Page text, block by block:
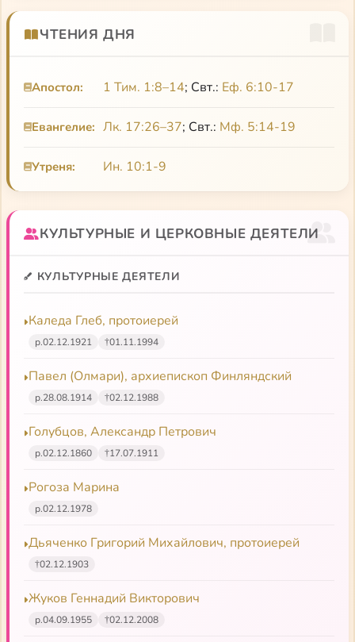
любовью: это не только восторг чувств, но и крест
болезни, который он вымаливает у Бога…
Καυσοκαλυβίτης)
Поучения старца Порфирия Кавсокаливита
Житие и слова
ЧТЕНИЯ ДНЯ
Апостол: 1 Тим. 1:8–14; Свт.: Еф. 6:10-17
Евангелие: Лк. 17:26–37; Свт.: Мф. 5:14-19
Утреня: Ин. 10:1-9
КУЛЬТУРНЫЕ И ЦЕРКОВНЫЕ ДЕЯТЕЛИ
КУЛЬТУРНЫЕ ДЕЯТЕЛИ
Каледа Глеб, протоиерей
р.02.12.1921 †01.11.1994
Павел (Олмари), архиепископ Финляндский
р.28.08.1914 †02.12.1988
Голубцов, Александр Петрович
р.02.12.1860 †17.07.1911
Рогоза Марина
р.02.12.1978
Дьяченко Григорий Михайлович, протоиерей
†02.12.1903
Жуков Геннадий Викторович
р.04.09.1955 †02.12.2008